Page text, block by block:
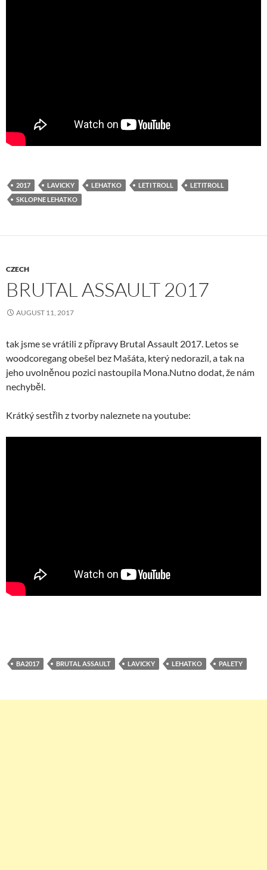
2017 LAVICKY LEHATKO LETI TROLL
LETITROLL
SKLOPNE LEHATKO
CZECH
BRUTAL ASSAULT 2017
AUGUST 11, 2017
tak jsme se vrátili z přípravy Brutal Assault 2017. Letos se
woodcoregang obešel bez Mašáta, který nedorazil, a tak na
jeho uvolněnou pozici nastoupila Mona.Nutno dodat, že nám
nechyběl.
Krátký sestřih z tvorby naleznete na youtube:
BA2017 BRUTAL ASSAULT LAVICKY LEHATKO PALETY